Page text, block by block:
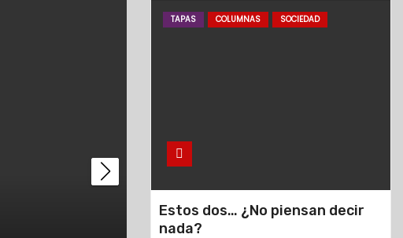
SEGURIDAD TAPAS BOMBEROS EMERGENCIAS
TAPAS COLUMNAS SOCIEDAD
Estos dos… ¿No piensan decir
nada?